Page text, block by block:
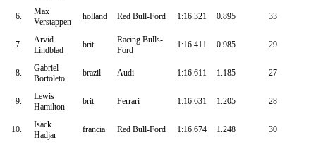
6.
Max
Verstappen
holland Red Bull-Ford 1:16.321 0.895 33
7.
Arvid
Lindblad
brit
Racing Bulls-
Ford
1:16.411 0.985 29
8.
Gabriel
Bortoleto
brazil Audi 1:16.611 1.185 27
9.
Lewis
Hamilton
brit Ferrari 1:16.631 1.205 28
10.
Isack
Hadjar
francia Red Bull-Ford 1:16.674 1.248 30